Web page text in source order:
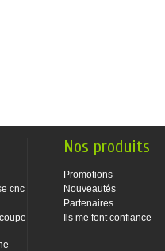
cnc
Nos produits
Promotions
Nouveautés
Partenaires
Ils me font confiance